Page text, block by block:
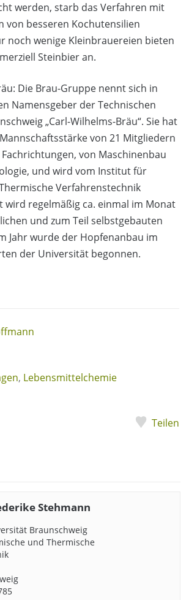
werden, starb das Verfahren mit
von besseren Kochutensilien
noch wenige Kleinbrauereien bieten
Steinbier an.
Die Brau-Gruppe nennt sich in
Namensgeber der Technischen
„Carl-Wilhelms-Bräu“. Sie hat
von 21 Mitgliedern
von Maschinenbau
und wird vom Institut für
Verfahrenstechnik
wird regelmäßig ca. einmal im Monat
und zum Teil selbstgebauten
Jahr wurde der Hopfenanbau im
der Universität begonnen.
, Lebensmittelchemie
Teilen
Stehmann
Braunschweig
und Thermische